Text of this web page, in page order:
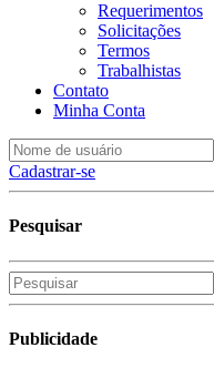
Requerimentos
Solicitações
Termos
Trabalhistas
Contato
Minha Conta
Cadastrar-se
Pesquisar
Publicidade